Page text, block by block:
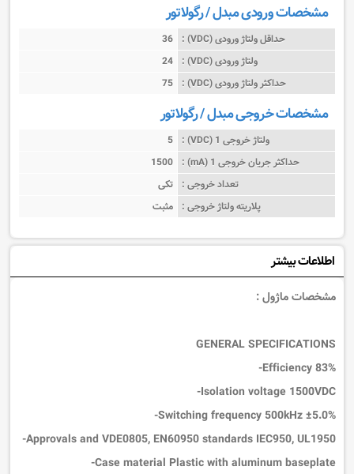
مشخصات ورودی مبدل / رگولاتور
حداقل ولتاژ ورودی (VDC) :
36
ولتاژ ورودی (VDC) :
24
حداکثر ولتاژ ورودی (VDC) :
75
مشخصات خروجی مبدل / رگولاتور
ولتاژ خروجی 1 (VDC) :
5
حداکثر جریان خروجی 1 (mA) :
1500
تعداد خروجی : تکی
پلاریته ولتاژ خروجی : مثبت
اطلاعات بیشتر
مشخصات ماژول :
GENERAL SPECIFICATIONS
Efficiency83%-
Isolation voltage 1500VDC-
Switching frequency500kHz ±5.0%-
Approvals and VDE0805, EN60950standards IEC950, UL1950-
Case material Plastic with aluminum baseplate-